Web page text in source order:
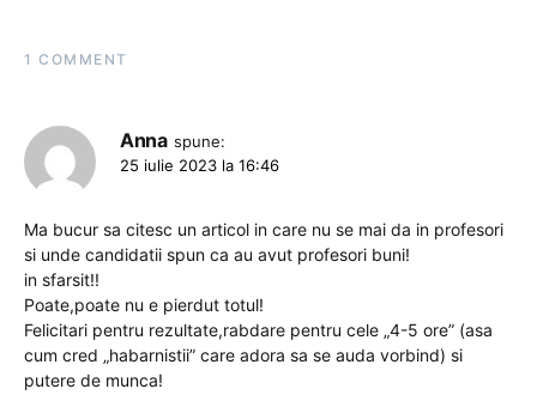
1 COMMENT
Anna spune:
25 iulie 2023 la 16:46
Ma bucur sa citesc un articol in care nu se mai da in profesori
si unde candidatii spun ca au avut profesori buni!
in sfarsit!!
Poate,poate nu e pierdut totul!
Felicitari pentru rezultate,rabdare pentru cele „4-5 ore” (asa
cum cred „habarnistii” care adora sa se auda vorbind) si
putere de munca!